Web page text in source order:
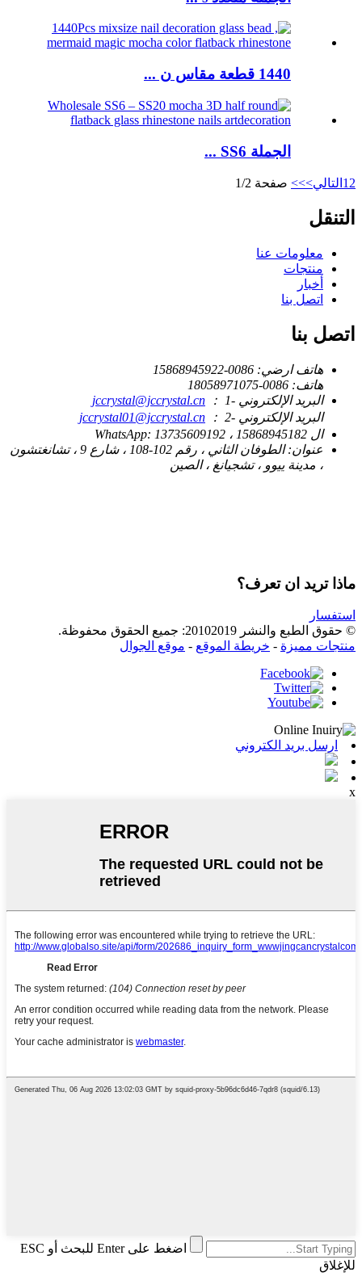
1440 قطعة مقاس ن ...
الجملة SS6 ...
1 2 التالي>>> صفحة 1/2
التنقل
معلومات عنا
منتجات
أخبار
اتصل بنا
اتصل بنا
هاتف ارضي: 0086-15868945922
هاتف: 0086-18058971075
البريد الإلكتروني -1 ：
jccrystal@jccrystal.cn
البريد الإلكتروني -2 ：
jccrystal01@jccrystal.cn
ال WhatsApp: 13735609192 ، 15868945182
عنوان:
الطوفان الثاني ، رقم 102-108 ، شارع 9 ، تشانغتشون
، مدينة ييوو ، تشجيانغ ، الصين
ماذا تريد ان تعرف؟
استفسار
© حقوق الطبع والنشر 20102019: جميع الحقوق محفوظة.
منتجات مميزة - خريطة الموقع - موقع الجوال
ارسل بريد الكتروني
x
اضغط على Enter للبحث أو ESC
للإغلاق